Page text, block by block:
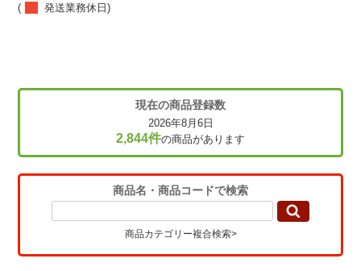
( 発送業務休日)
現在の商品登録数
2026年8月6日
2,844件の商品があります
商品名・商品コードで検索
商品カテゴリー複合検索>